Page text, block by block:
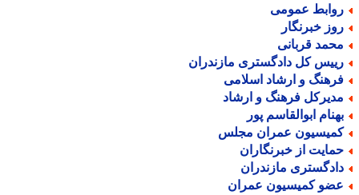
عمومی
خبرنگار
قربانی
کل دادگستری مازندران
و ارشاد اسلامی
فرهنگ و ارشاد
ابوالقاسم پور
عمران مجلس
از خبرنگاران
مازندران
کمیسیون عمران